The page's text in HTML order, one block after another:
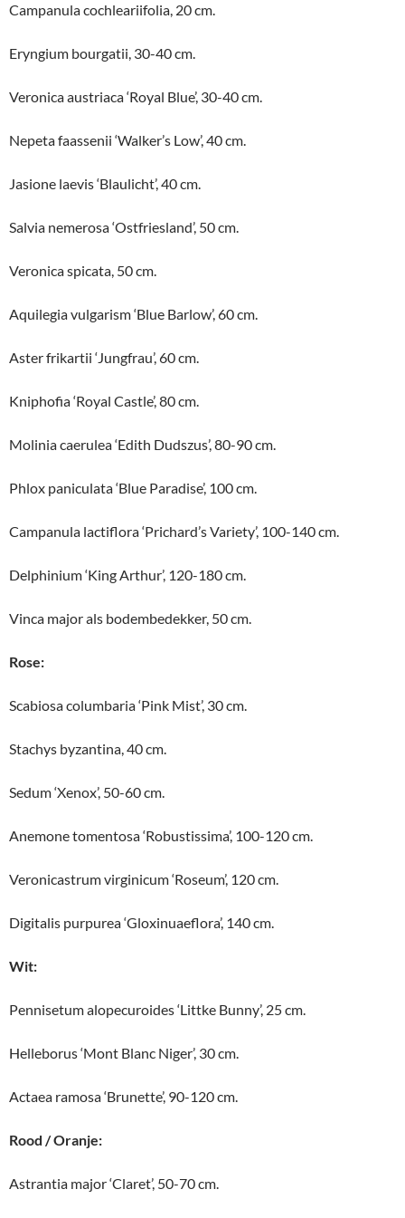
Campanula cochleariifolia, 20 cm.
Eryngium bourgatii, 30-40 cm.
Veronica austriaca ‘Royal Blue’, 30-40 cm.
Nepeta faassenii ‘Walker’s Low’, 40 cm.
Jasione laevis ‘Blaulicht’, 40 cm.
Salvia nemerosa ‘Ostfriesland’, 50 cm.
Veronica spicata, 50 cm.
Aquilegia vulgarism ‘Blue Barlow’, 60 cm.
Aster frikartii ‘Jungfrau’, 60 cm.
Kniphofia ‘Royal Castle’, 80 cm.
Molinia caerulea ‘Edith Dudszus’, 80-90 cm.
Phlox paniculata ‘Blue Paradise’, 100 cm.
Campanula lactiflora ‘Prichard’s Variety’, 100-140 cm.
Delphinium ‘King Arthur’, 120-180 cm.
Vinca major als bodembedekker, 50 cm.
Rose:
Scabiosa columbaria ‘Pink Mist’, 30 cm.
Stachys byzantina, 40 cm.
Sedum ‘Xenox’, 50-60 cm.
Anemone tomentosa ‘Robustissima’, 100-120 cm.
Veronicastrum virginicum ‘Roseum’, 120 cm.
Digitalis purpurea ‘Gloxinuaeflora’, 140 cm.
Wit:
Pennisetum alopecuroides ‘Littke Bunny’, 25 cm.
Helleborus ‘Mont Blanc Niger’, 30 cm.
Actaea ramosa ‘Brunette’, 90-120 cm.
Rood / Oranje:
Astrantia major ‘Claret’, 50-70 cm.